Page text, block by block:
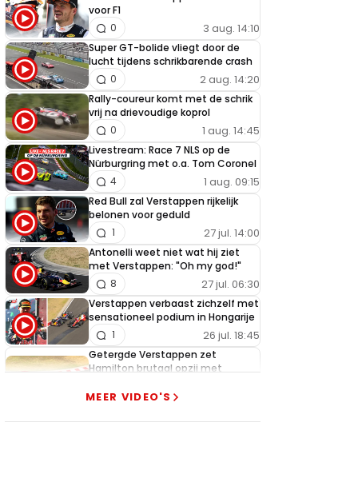
voor F1
3 aug. 14:10
0
Super GT-bolide vliegt door de
lucht tijdens schrikbarende crash
2 aug. 14:20
0
Rally-coureur komt met de schrik
vrij na drievoudige koprol
1 aug. 14:45
0
Livestream: Race 7 NLS op de
Nürburgring met o.a. Tom Coronel
1 aug. 09:15
4
Red Bull zal Verstappen rijkelijk
belonen voor geduld
27 jul. 14:00
1
Antonelli weet niet wat hij ziet
met Verstappen: "Oh my god!"
27 jul. 06:30
8
Verstappen verbaast zichzelf met
sensationeel podium in Hongarije
26 jul. 18:45
1
Getergde Verstappen zet
Hamilton brutaal opzij met
13
Verstappen slaat alarm na nieuwe
MEER VIDEO'S